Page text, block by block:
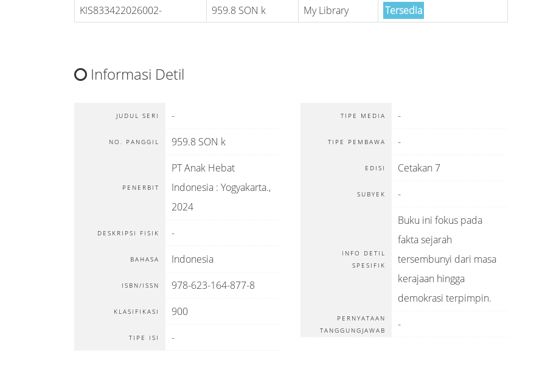
KIS833422026002-
959.8 SON k My Library Tersedia
Informasi Detil
JUDUL SERI -
NO. PANGGIL 959.8 SON k
PENERBIT
PT Anak Hebat
Indonesia : Yogyakarta.,
2024
DESKRIPSI FISIK -
BAHASA Indonesia
ISBN/ISSN 978-623-164-877-8
KLASIFIKASI 900
TIPE ISI -
TIPE MEDIA -
TIPE PEMBAWA -
EDISI Cetakan 7
SUBYEK -
INFO DETIL
SPESIFIK
Buku ini fokus pada
fakta sejarah
tersembunyi dari masa
kerajaan hingga
demokrasi terpimpin.
PERNYATAAN
TANGGUNGJAWAB
-